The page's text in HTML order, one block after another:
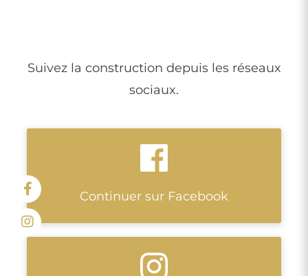
Suivez la construction depuis les réseaux
sociaux.
Continuer sur Facebook